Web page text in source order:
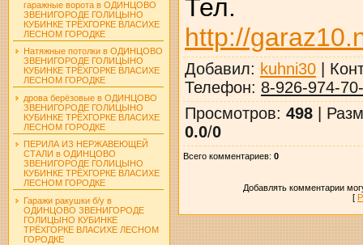
гаражные ворота в ОДИНЦОВО
ЗВЕНИГОРОДЕ ГОЛИЦЫНО
КУБИНКЕ ТРЁХГОРКЕ ВЛАСИХЕ
ЛЕСНОМ ГОРОДКЕ
Натяжные потолки в ОДИНЦОВО
ЗВЕНИГОРОДЕ ГОЛИЦЫНО
КУБИНКЕ ТРЁХГОРКЕ ВЛАСИХЕ
ЛЕСНОМ ГОРОДКЕ
дрова берёзовые в ОДИНЦОВО
ЗВЕНИГОРОДЕ ГОЛИЦЫНО
КУБИНКЕ ТРЁХГОРКЕ ВЛАСИХЕ
ЛЕСНОМ ГОРОДКЕ
ПЕРИЛА ИЗ НЕРЖАВЕЮЩЕЙ
СТАЛИ в ОДИНЦОВО
ЗВЕНИГОРОДЕ ГОЛИЦЫНО
КУБИНКЕ ТРЁХГОРКЕ ВЛАСИХЕ
ЛЕСНОМ ГОРОДКЕ
Гаражи ракушки б/у в
ОДИНЦОВО ЗВЕНИГОРОДЕ
ГОЛИЦЫНО КУБИНКЕ
ТРЁХГОРКЕ ВЛАСИХЕ ЛЕСНОМ
ГОРОДКЕ
Тел. 8-
http://
Добавил: kuhni30|
Телефон: 8-926-974-
Просмотров: 498|
0.0/0
Всего комментариев: 0
Добавлять комментарии
[